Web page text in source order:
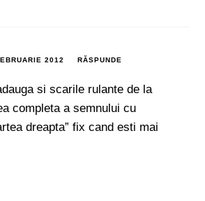
2012 RĂSPUNDE
si scarile rulante de la
completa a semnului cu
dreapta” fix cand esti mai